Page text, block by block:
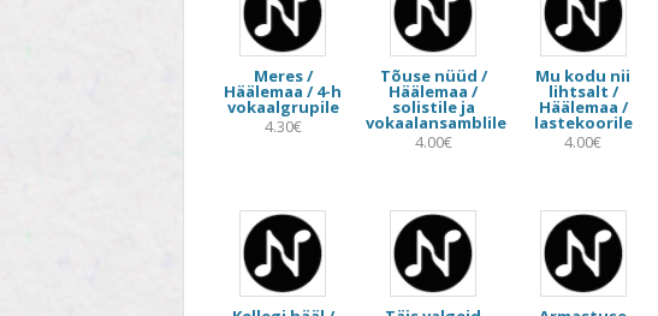
PRIVAATSUSPOLIITIKA ANSAMBLID
ALBUM
KOOSSEIS
TEEMA
TELESAADE
Meres /
Häälemaa / 4-h
vokaalgrupile
4.30€
Tõuse nüüd /
Häälemaa /
solistile ja
vokaalansamblile
4.00€
Mu kodu nii
lihtsalt /
Häälemaa /
lastekoorile
4.00€